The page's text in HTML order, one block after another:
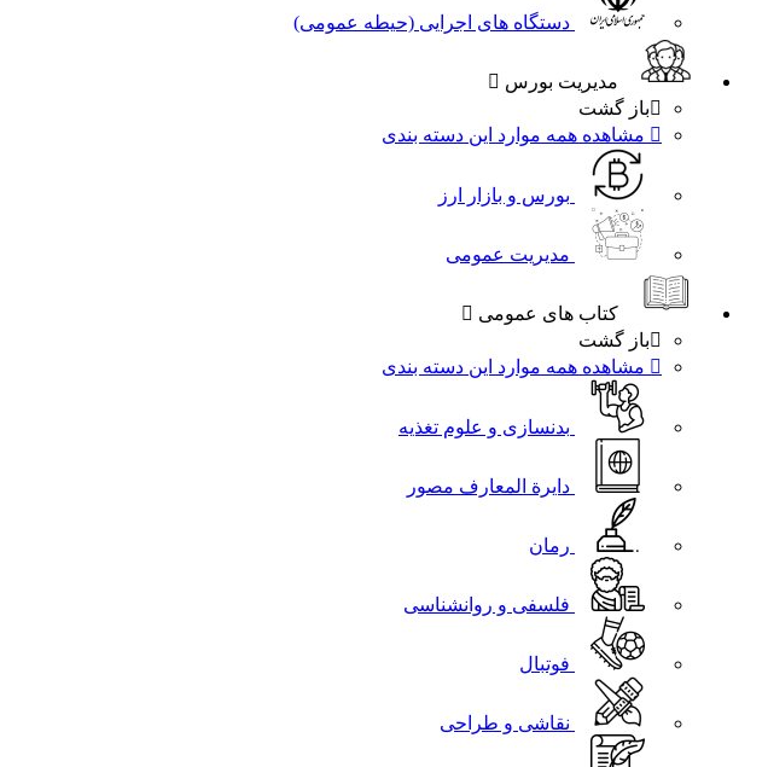
دستگاه های اجرایی (حیطه عمومی)
مدیریت بورس
باز گشت
مشاهده همه موارد این دسته بندی
بورس و بازار ارز
مدیریت عمومی
کتاب های عمومی
باز گشت
مشاهده همه موارد این دسته بندی
بدنسازی و علوم تغذیه
دایرة المعارف مصور
رمان
فلسفی و روانشناسی
فوتبال
نقاشی و طراحی